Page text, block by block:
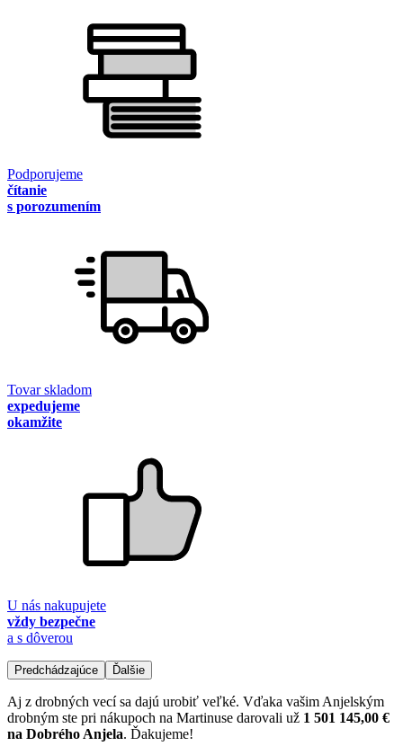
Podporujeme
čítanie
s porozumením
Tovar skladom
expedujeme
okamžite
U nás nakupujete
vždy bezpečne
a s dôverou
Predchádzajúce Ďalšie
Aj z drobných vecí sa dajú urobiť veľké. Vďaka vašim Anjelským
drobným ste pri nákupoch na Martinuse darovali už 1 501 145,00 €
na Dobrého Anjela. Ďakujeme!